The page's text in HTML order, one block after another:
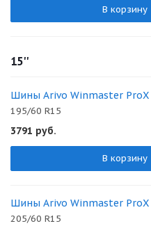
В корзину
15''
Шины Arivo Winmaster ProX
195/60 R15
3791 руб.
В корзину
Шины Arivo Winmaster ProX
205/60 R15